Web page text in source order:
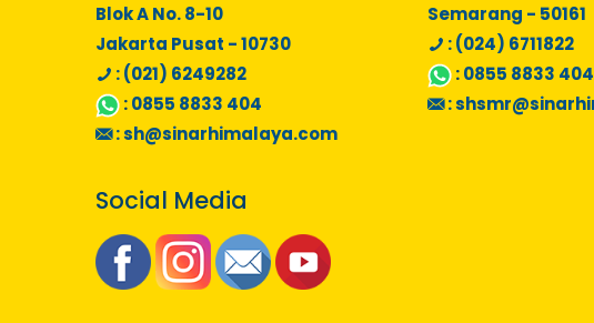
Blok A No. 8-10
Jakarta Pusat - 10730
: (021) 6249282
:0855 8833 404
:sh@sinarhimalaya.com
Semarang - 50161
: (024) 6711822
:0855 8833 404
:
Social Media